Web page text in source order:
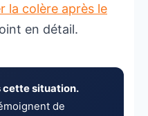
la colère après le
en détail.
cette situation.
de